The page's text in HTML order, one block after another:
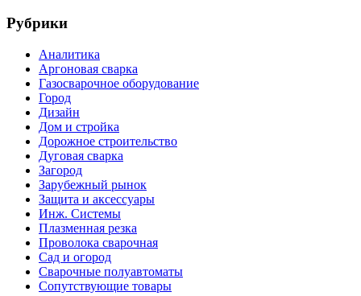
Рубрики
Аналитика
Аргоновая сварка
Газосварочное оборудование
Город
Дизайн
Дом и стройка
Дорожное строительство
Дуговая сварка
Загород
Зарубежный рынок
Защита и аксессуары
Инж. Системы
Плазменная резка
Проволока сварочная
Сад и огород
Сварочные полуавтоматы
Сопутствующие товары